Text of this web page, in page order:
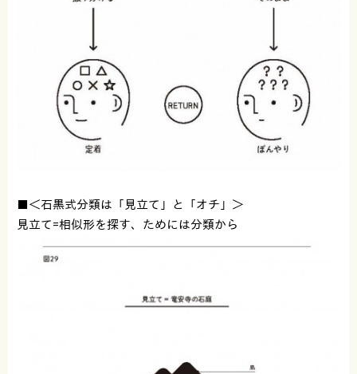
■＜石黒式分類は「見立て」と「オチ」＞
見立て=相似形を探す、ためには分類から